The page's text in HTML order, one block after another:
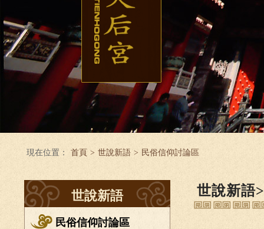
現在位置： 首頁 > 世說新語 > 民俗信仰討論區
世說新語
民俗信仰討論區
世說新語